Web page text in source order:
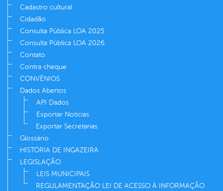
Cadastro cultural
Cidadão
Consulta Pública LOA 2025
Consulta Pública LOA 2026
Contato
Contra cheque
CONVÊNIOS
Dados Abertos
API Dados
Exportar Notícias
Exportar Secretarias
Glossário
HISTÓRIA DE INGAZEIRA
LEGISLAÇÃO
LEIS MUNICIPAIS
REGULAMENTAÇÃO LEI DE ACESSO À INFORMAÇÃO